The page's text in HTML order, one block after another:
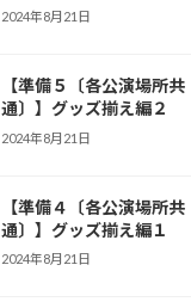
2024年8月21日
【準備５〔各公演場所共
通〕】グッズ揃え編２
2024年8月21日
【準備４〔各公演場所共
通〕】グッズ揃え編１
2024年8月21日